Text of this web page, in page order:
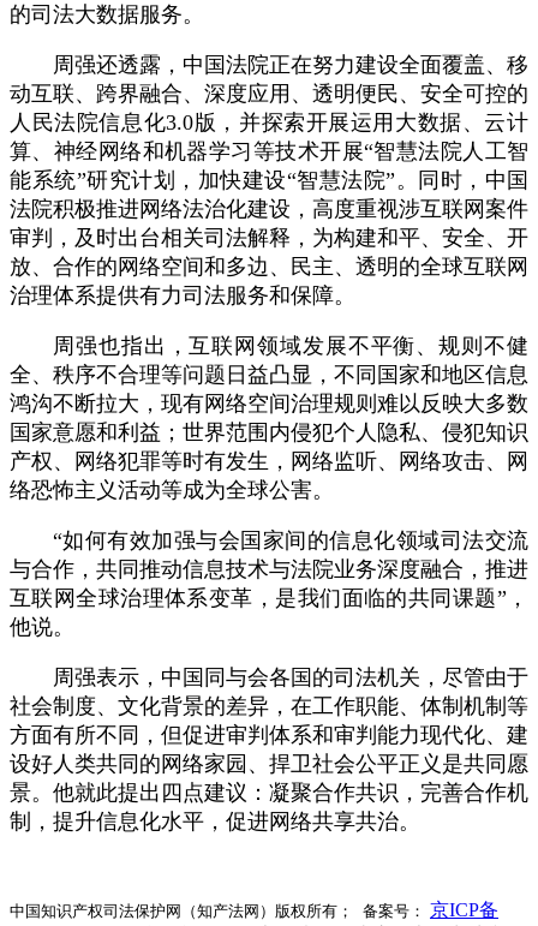
的司法大数据服务。
周强还透露，中国法院正在努力建设全面覆盖、移
动互联、跨界融合、深度应用、透明便民、安全可控的
人民法院信息化3.0版，并探索开展运用大数据、云计
算、神经网络和机器学习等技术开展“智慧法院人工智
能系统”研究计划，加快建设“智慧法院”。同时，中国
法院积极推进网络法治化建设，高度重视涉互联网案件
审判，及时出台相关司法解释，为构建和平、安全、开
放、合作的网络空间和多边、民主、透明的全球互联网
治理体系提供有力司法服务和保障。
周强也指出，互联网领域发展不平衡、规则不健
全、秩序不合理等问题日益凸显，不同国家和地区信息
鸿沟不断拉大，现有网络空间治理规则难以反映大多数
国家意愿和利益；世界范围内侵犯个人隐私、侵犯知识
产权、网络犯罪等时有发生，网络监听、网络攻击、网
络恐怖主义活动等成为全球公害。
“如何有效加强与会国家间的信息化领域司法交流
与合作，共同推动信息技术与法院业务深度融合，推进
互联网全球治理体系变革，是我们面临的共同课题”，
他说。
周强表示，中国同与会各国的司法机关，尽管由于
社会制度、文化背景的差异，在工作职能、体制机制等
方面有所不同，但促进审判体系和审判能力现代化、建
设好人类共同的网络家园、捍卫社会公平正义是共同愿
景。他就此提出四点建议：凝聚合作共识，完善合作机
制，提升信息化水平，促进网络共享共治。
中国知识产权司法保护网（知产法网）版权所有； 备案号： 京ICP备